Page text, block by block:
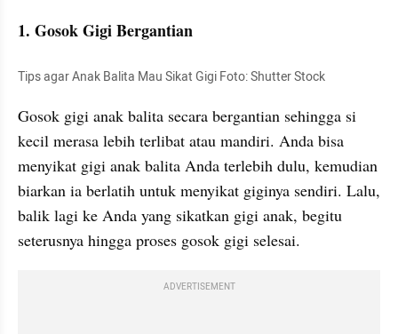
1. Gosok Gigi Bergantian
Tips agar Anak Balita Mau Sikat Gigi Foto: Shutter Stock
Gosok gigi anak balita secara bergantian sehingga si
kecil merasa lebih terlibat atau mandiri. Anda bisa
menyikat gigi anak balita Anda terlebih dulu, kemudian
biarkan ia berlatih untuk menyikat giginya sendiri. Lalu,
balik lagi ke Anda yang sikatkan gigi anak, begitu
seterusnya hingga proses gosok gigi selesai.
ADVERTISEMENT